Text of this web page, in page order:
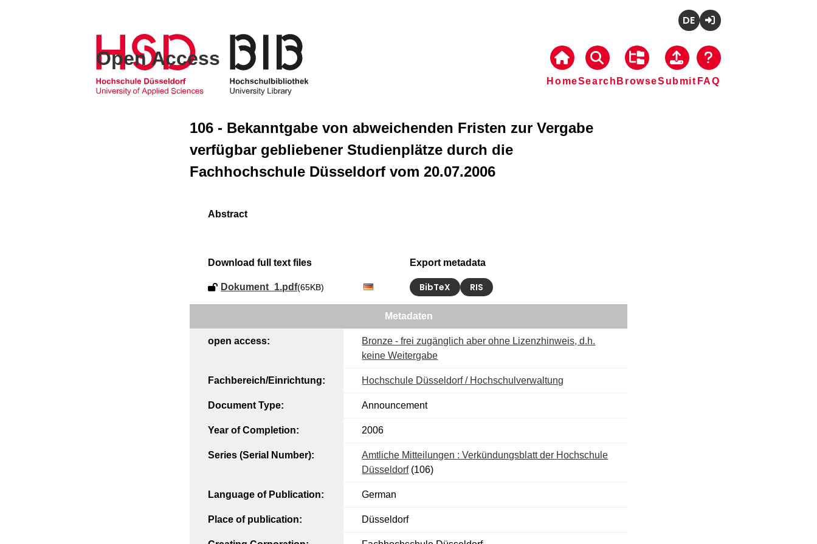
Open Access
HomeSearch BrowseSubmit FAQ
106 - Bekanntgabe von abweichenden Fristen zur Vergabe
verfügbar gebliebener Studienplätze durch die
Fachhochschule Düsseldorf vom 20.07.2006
Download full text files
Dokument_1.pdf(65KB)
Export metadata
BibTeX RIS
Metadaten
open access:
Bronze - frei zugänglich aber ohne Lizenzhinweis, d.h.
keine Weitergabe
Fachbereich/Einrichtung: Hochschule Düsseldorf / Hochschulverwaltung
Document Type: Announcement
Year of Completion: 2006
Series (Serial Number):
Amtliche Mitteilungen : Verkündungsblatt der Hochschule
Düsseldorf(106)
Language of Publication: German
Place of publication: Düsseldorf